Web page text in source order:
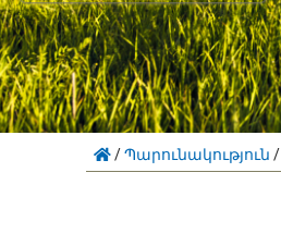
/Պարունակություն /